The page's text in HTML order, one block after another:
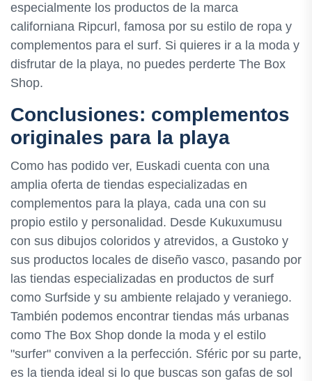
especialmente los productos de la marca
californiana Ripcurl, famosa por su estilo de ropa y
complementos para el surf. Si quieres ir a la moda y
disfrutar de la playa, no puedes perderte The Box
Shop.
Conclusiones: complementos
originales para la playa
Como has podido ver, Euskadi cuenta con una
amplia oferta de tiendas especializadas en
complementos para la playa, cada una con su
propio estilo y personalidad. Desde Kukuxumusu
con sus dibujos coloridos y atrevidos, a Gustoko y
sus productos locales de diseño vasco, pasando por
las tiendas especializadas en productos de surf
como Surfside y su ambiente relajado y veraniego.
También podemos encontrar tiendas más urbanas
como The Box Shop donde la moda y el estilo
"surfer" conviven a la perfección. Sféric por su parte,
es la tienda ideal si lo que buscas son gafas de sol